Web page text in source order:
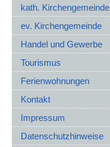
kath. Kirchengemeinde
ev. Kirchengemeinde
Handel und Gewerbe
Tourismus
Ferienwohnungen
Kontakt
Impressum
Datenschutzhinweise